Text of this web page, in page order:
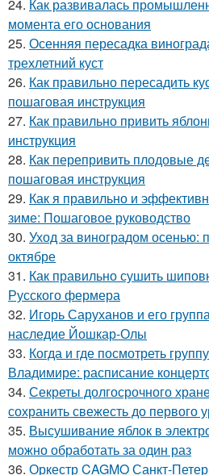
24. Как развивалась
момента его основания
25. Осенняя пересадка
трехлетний куст
26. Как правильно пересадить
пошаговая инструкция
27. Как правильно привить
инструкция
28. Как перепривить плодовые
пошаговая инструкция
29. Как я правильно и
зиме: Пошаговое руководство
30. Уход за виноградом осенью:
октябре
31. Как правильно сушить
Русского фермера
32. Игорь Саруханов и его
наследие Йошкар-Олы
33. Когда и где посмотреть
Владимире: расписание
34. Секреты долгосрочного
сохранить свежесть до первого
35. Высушивание яблок в
можно обработать за один раз
36. Оркестр CAGMO Санкт-